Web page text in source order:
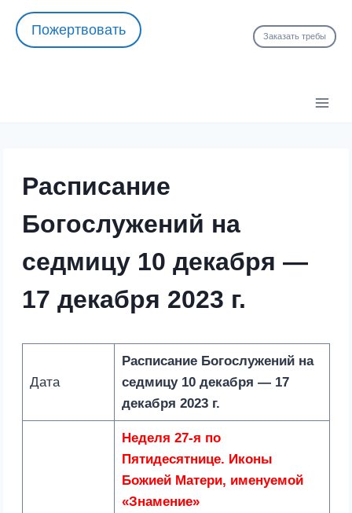
Перейти
содержимому
Пожертвовать Заказать требы
Расписание
Богослужений на
седмицу 10 декабря —
17 декабря 2023 г.
Дата
Расписание Богослужений на
седмицу 10 декабря — 17
декабря 2023 г.
Неделя 27-я по
Пятидесятнице. Иконы
Божией Матери, именуемой
«Знамение»